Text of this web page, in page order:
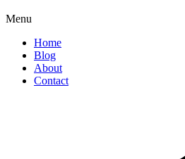
Menu
Home
Blog
About
Contact